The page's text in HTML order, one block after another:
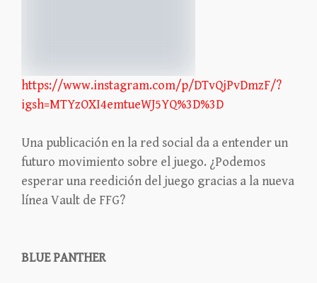
https://www.instagram.com/p/DTvQjPvDmzF/?
igsh=MTYzOXI4emtueWJ5YQ%3D%3D
Una publicación en la red social da a entender un
futuro movimiento sobre el juego. ¿Podemos
esperar una reedición del juego gracias a la nueva
línea Vault de FFG?
BLUE PANTHER